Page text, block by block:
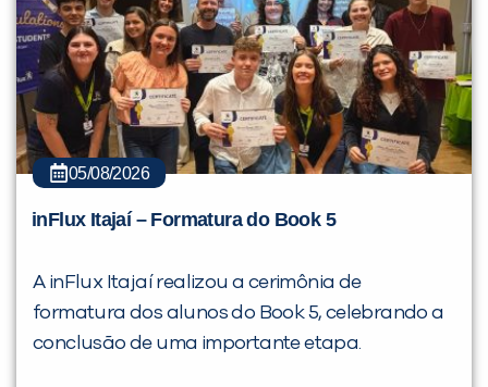
05/08/2026
inFlux Itajaí – Formatura do Book 5
A inFlux Itajaí realizou a cerimônia de
formatura dos alunos do Book 5, celebrando a
conclusão de uma importante etapa.